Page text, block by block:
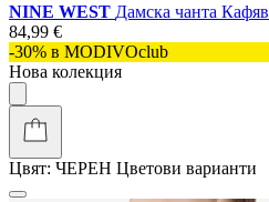
NINE WEST Дамска чанта Кафяв
84,99 €
-30% в MODIVOclub
Нова колекция
Цвят: ЧЕРЕН Цветови варианти